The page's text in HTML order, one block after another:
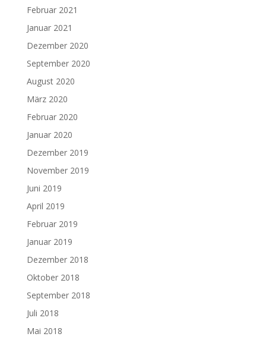
Februar 2021
Januar 2021
Dezember 2020
September 2020
August 2020
März 2020
Februar 2020
Januar 2020
Dezember 2019
November 2019
Juni 2019
April 2019
Februar 2019
Januar 2019
Dezember 2018
Oktober 2018
September 2018
Juli 2018
Mai 2018